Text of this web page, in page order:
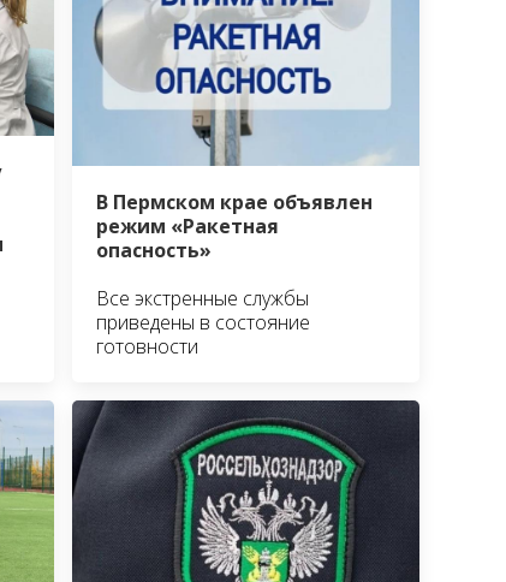
В Пермском крае объявлен
режим «Ракетная
опасность»
Все экстренные службы
приведены в состояние
готовности